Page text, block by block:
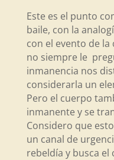
Este es el punto
baile, con la
con el evento de
no siempre le
inmanencia nos
considerarla un
Pero el cuerpo
inmanente y se
Considero que
un canal de
rebeldía y busca el